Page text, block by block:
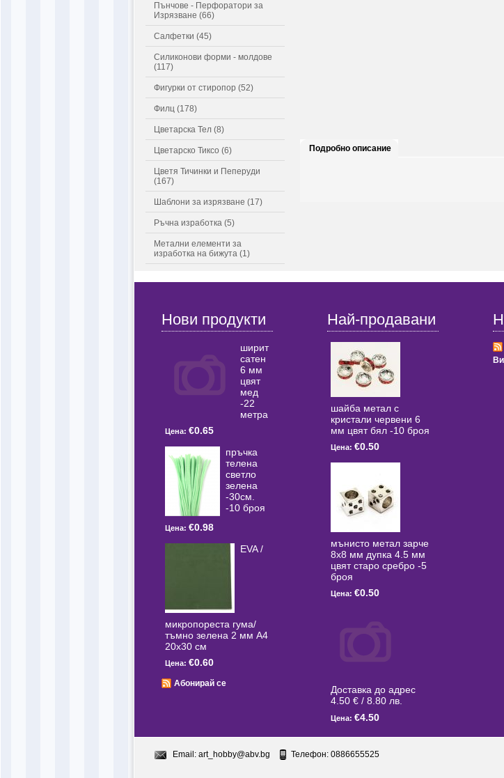
Пънчове - Перфоратори за
Изрязване (66)
Салфетки (45)
Силиконови форми - молдове
(117)
Фигурки от стиропор (52)
Филц (178)
Цветарска Тел (8)
Цветарско Тиксо (6)
Цветя Тичинки и Пеперуди
(167)
Шаблони за изрязване (17)
Ръчна изработка (5)
Метални елементи за
изработка на бижута (1)
Подробно описание
Нови продукти
ширит
сатен
6 мм
цвят
мед
-22
метра
Цена: €0.65
пръчка
телена
светлo
зелена
-30см.
-10 броя
Цена: €0.98
EVA /
микропореста гума/
тъмно зелена 2 мм А4
20x30 см
Цена: €0.60
Абонирай се
Най-продавани
шайба метал с
кристали червени 6
мм цвят бял -10 броя
Цена: €0.50
мънисто метал зарче
8x8 мм дупка 4.5 мм
цвят старо сребро -5
броя
Цена: €0.50
Доставка до адрес
4.50 € / 8.80 лв.
Цена: €4.50
Email: art_hobby@abv.bg Телефон: 0886655525